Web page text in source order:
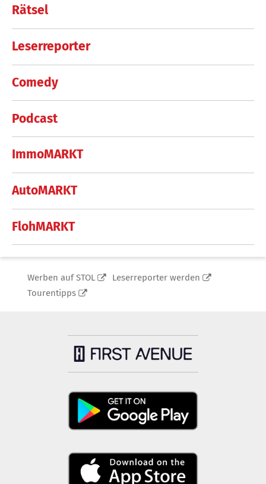
Rätsel
Leserreporter
Comedy
Podcast
ImmoMARKT
AutoMARKT
FlohMARKT
Werben auf STOL
Leserreporter werden
Tourentipps